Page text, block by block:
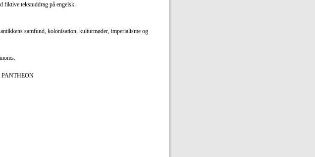
fiktive tekstuddrag på engelsk.
samfund, kolonisation, kulturmøder, imperialisme og
PANTHEON